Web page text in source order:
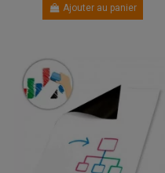
Ajouter au panier